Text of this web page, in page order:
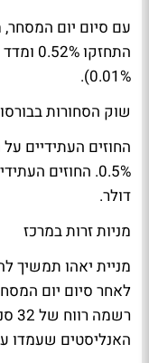
0.01%).
שוק הסחורות
דולר.
מניות זרות במרכז
מניית יאהו תמשיך
לאחר סיום יום
האנליסטים שעמדו על 28